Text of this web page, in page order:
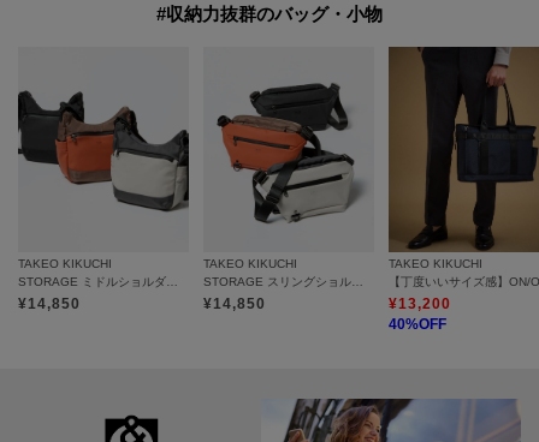
#収納力抜群のバッグ・小物
TAKEO KIKUCHI
¥14,850
TAKEO KIKUCHI
¥14,850
TAKEO KIKUCHI
¥13,200
40%OFF